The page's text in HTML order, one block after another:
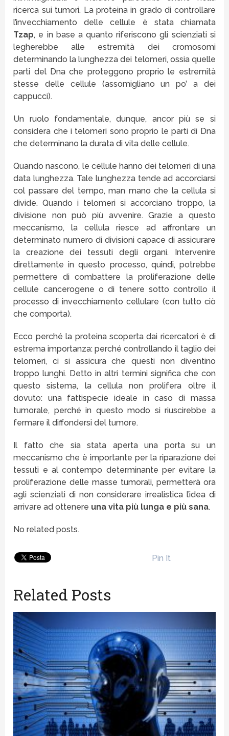
ricerca sui tumori. La proteina in grado di controllare
l’invecchiamento delle cellule è stata chiamata
Tzap, e in base a quanto riferiscono gli scienziati si
legherebbe alle estremità dei cromosomi
determinando la lunghezza dei telomeri, ossia quelle
parti del Dna che proteggono proprio le estremità
stesse delle cellule (assomigliano un po’ a dei
cappucci).
Un ruolo fondamentale, dunque, ancor più se si
considera che i telomeri sono proprio le parti di Dna
che determinano la durata di vita delle cellule.
Quando nascono, le cellule hanno dei telomeri di una
data lunghezza. Tale lunghezza tende ad accorciarsi
col passare del tempo, man mano che la cellula si
divide. Quando i telomeri si accorciano troppo, la
divisione non può più avvenire. Grazie a questo
meccanismo, la cellula riesce ad affrontare un
determinato numero di divisioni capace di assicurare
la creazione dei tessuti degli organi. Intervenire
direttamente in questo processo, quindi, potrebbe
permettere di combattere la proliferazione delle
cellule cancerogene o di tenere sotto controllo il
processo di invecchiamento cellulare (con tutto ciò
che comporta).
Ecco perché la proteina scoperta dai ricercatori è di
estrema importanza: perché controllando il taglio dei
telomeri, ci si assicura che questi non diventino
troppo lunghi. Detto in altri termini significa che con
questo sistema, la cellula non prolifera oltre il
dovuto: una fattispecie ideale in caso di massa
tumorale, perché in questo modo si riuscirebbe a
fermare il diffondersi del tumore.
Il fatto che sia stata aperta una porta su un
meccanismo che è importante per la riparazione dei
tessuti e al contempo determinante per evitare la
proliferazione delle masse tumorali, permetterà ora
agli scienziati di non considerare irrealistica l’idea di
arrivare ad ottenere una vita più lunga e più sana.
No related posts.
Pin It
Related Posts